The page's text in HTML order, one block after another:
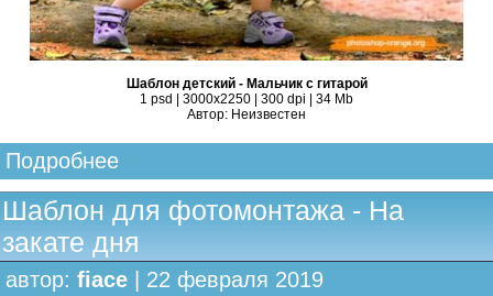
Шаблон детский - Мальчик с гитарой
1 psd | 3000х2250 | 300 dpi | 34 Mb
Автор: Неизвестен
Подробнее
Шаблон для фотомонтажа - На
закате дня
автор: fiace | 22 февраля 2019